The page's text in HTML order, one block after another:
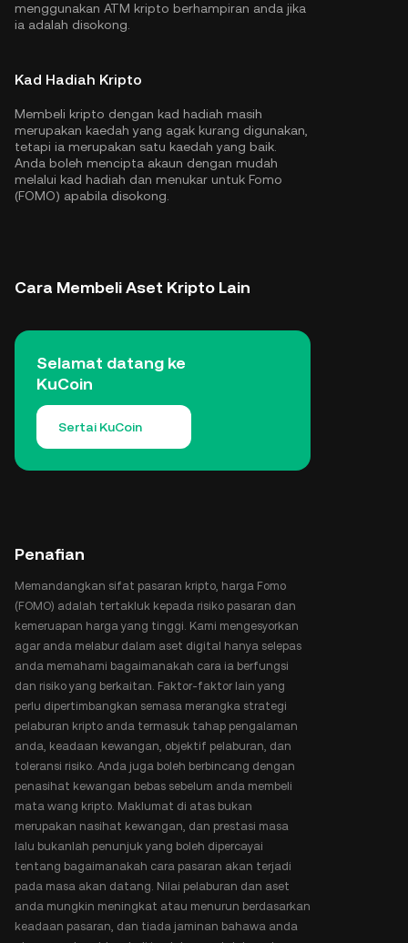
menggunakan ATM kripto berhampiran anda jika
ia adalah disokong.
Kad Hadiah Kripto
Membeli kripto dengan kad hadiah masih
merupakan kaedah yang agak kurang digunakan,
tetapi ia merupakan satu kaedah yang baik.
Anda boleh mencipta akaun dengan mudah
melalui kad hadiah dan menukar untuk Fomo
(FOMO) apabila disokong.
Cara Membeli Aset Kripto Lain
Selamat datang ke
KuCoin
Sertai KuCoin
Penafian
Memandangkan sifat pasaran kripto, harga Fomo
(FOMO) adalah tertakluk kepada risiko pasaran dan
kemeruapan harga yang tinggi. Kami mengesyorkan
agar anda melabur dalam aset digital hanya selepas
anda memahami bagaimanakah cara ia berfungsi
dan risiko yang berkaitan. Faktor-faktor lain yang
perlu dipertimbangkan semasa merangka strategi
pelaburan kripto anda termasuk tahap pengalaman
anda, keadaan kewangan, objektif pelaburan, dan
toleransi risiko. Anda juga boleh berbincang dengan
penasihat kewangan bebas sebelum anda membeli
mata wang kripto. Maklumat di atas bukan
merupakan nasihat kewangan, dan prestasi masa
lalu bukanlah penunjuk yang boleh dipercayai
tentang bagaimanakah cara pasaran akan terjadi
pada masa akan datang. Nilai pelaburan dan aset
anda mungkin meningkat atau menurun berdasarkan
keadaan pasaran, dan tiada jaminan bahawa anda